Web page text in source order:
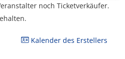
noch Ticketverkäufer.
Kalender des Erstellers